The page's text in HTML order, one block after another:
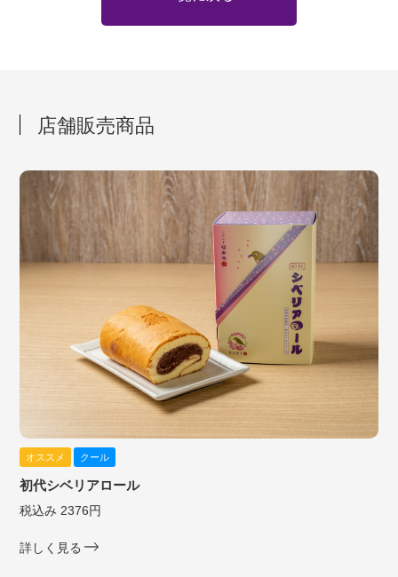
店舗販売商品
オススメ クール
初代シベリアロール
税込み 2376円
詳しく見る